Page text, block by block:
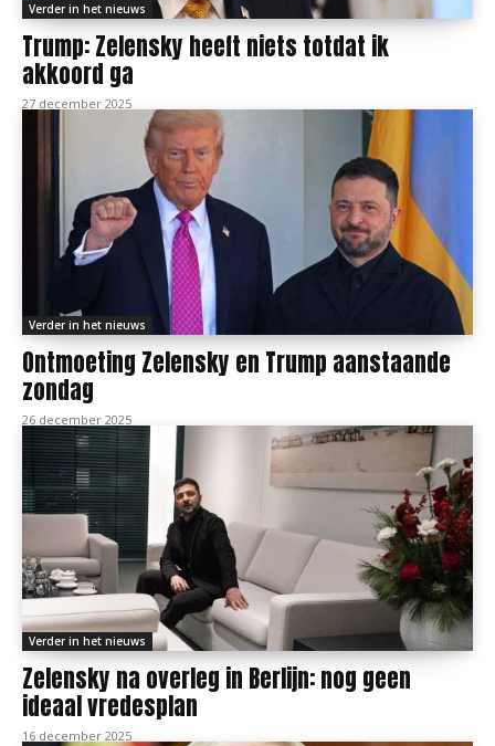
Verder in het nieuws
Trump: Zelensky heeft niets totdat ik
akkoord ga
27 december 2025
Verder in het nieuws
Ontmoeting Zelensky en Trump aanstaande
zondag
26 december 2025
Verder in het nieuws
Zelensky na overleg in Berlijn: nog geen
ideaal vredesplan
16 december 2025